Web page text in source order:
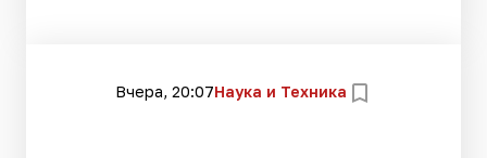
Вчера, 20:07Наука и Техника